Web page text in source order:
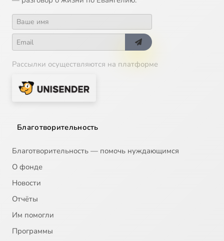
Рассылки осуществляются на платформе
Благотворительность
Благотворительность — помочь нуждающимся
О фонде
Новости
Отчёты
Им помогли
Программы